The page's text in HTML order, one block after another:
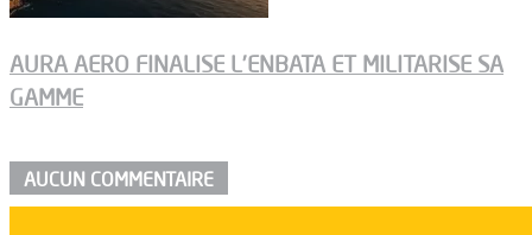
AURA AERO FINALISE L’ENBATA ET MILITARISE SA
GAMME
AUCUN COMMENTAIRE